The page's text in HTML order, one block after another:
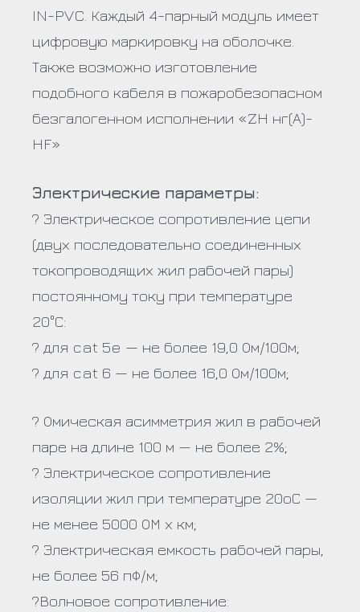
IN-PVC. Каждый 4-парный модуль имеет
цифровую маркировку на оболочке.
Также возможно изготовление
подобного кабеля в пожаробезопасном
безгалогенном исполнении «ZH нг(А)-
HF»
Электрические параметры:
? Электрическое сопротивление цепи
(двух последовательно соединенных
токопроводящих жил рабочей пары)
постоянному току при температуре
20°С:
? для cat 5e — не более 19,0 Ом/100м;
? для cat 6 — не более 16,0 Ом/100м;
? Омическая асимметрия жил в рабочей
паре на длине 100 м — не более 2%;
? Электрическое сопротивление
изоляции жил при температуре 20оС —
не менее 5000 ОМ х км;
? Электрическая емкость рабочей пары,
не более 56 пФ/м;
?Волновое сопротивление: